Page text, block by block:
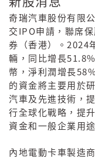
奇瑞汽車股份有限
交 IPO申請，聯席
券（香港）。 2024
輛，同比增長51.8%
幣，淨利潤增長
的資金將主要用於
汽車及先進技術，
行全球化戰略，提
資金和一般企業用途
內地電動卡車製造